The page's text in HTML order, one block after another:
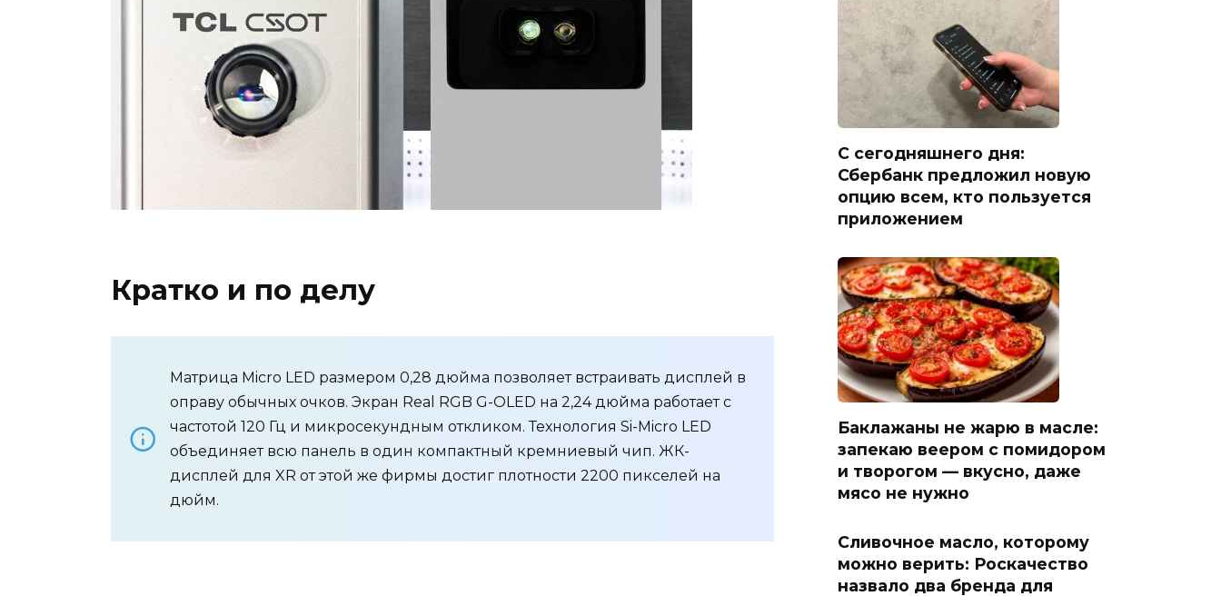
Кратко и по делу
Матрица Micro LED размером 0,28 дюйма позволяет встраивать дисплей в
оправу обычных очков. Экран Real RGB G-OLED на 2,24 дюйма работает с
частотой 120 Гц и микросекундным откликом. Технология Si-Micro LED
объединяет всю панель в один компактный кремниевый чип. ЖК-
дисплей для XR от этой же фирмы достиг плотности 2200 пикселей на
дюйм.
С сегодняшнего дня:
Сбербанк предложил новую
опцию всем, кто пользуется
приложением
Баклажаны не жарю в масле:
запекаю веером с помидором
и творогом — вкусно, даже
мясо не нужно
Сливочное масло, которому
можно верить: Роскачество
назвало два бренда для